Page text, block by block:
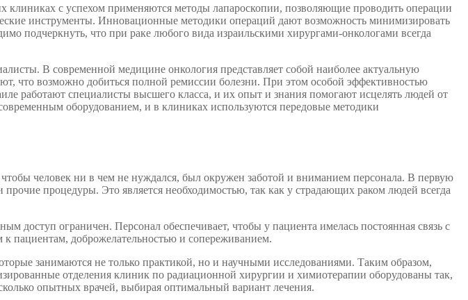
клиниках с успехом применяются методы лапароскопии, позволяющие проводить операции
инструменты. Инновационные методики операций дают возможность минимизировать
подчеркнуть, что при раке любого вида израильскими хирургами-онкологами всегда
В современной медицине онкология представляет собой наиболее актуальную
что возможно добиться полной ремиссии болезни. При этом особой эффективностью
работают специалисты высшего класса, и их опыт и знания помогают исцелять людей от
оборудованием, и в клиниках используются передовые методики
человек ни в чем не нуждался, был окружен заботой и вниманием персонала. В первую
процедуры. Это является необходимостью, так как у страдающих раком людей всегда
доступ ограничен. Персонал обеспечивает, чтобы у пациента имелась постоянная связь с
пациентам, доброжелательностью и сопереживанием.
занимаются не только практикой, но и научными исследованиями. Таким образом,
отделения клиник по радиационной хирургии и химиотерапии оборудованы так,
опытных врачей, выбирая оптимальный вариант лечения.